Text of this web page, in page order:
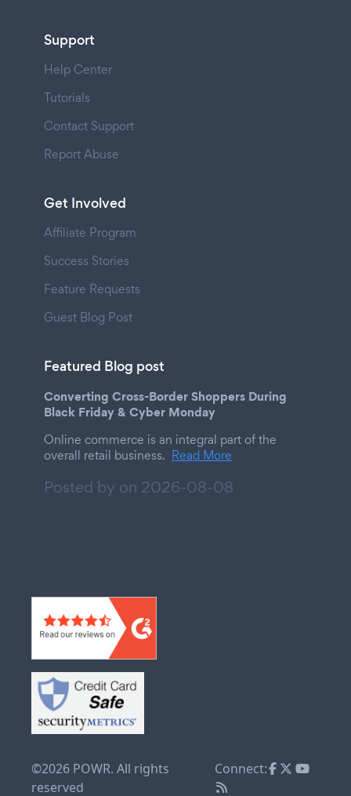
Support
Help Center
Tutorials
Contact Support
Report Abuse
Get Involved
Affiliate Program
Success Stories
Feature Requests
Guest Blog Post
Featured Blog post
Converting Cross-Border Shoppers During
Black Friday & Cyber Monday
Online commerce is an integral part of the
overall retail business. Read More
Posted by on 2026-08-08
©2026 POWR. All rights
reserved
Connect: